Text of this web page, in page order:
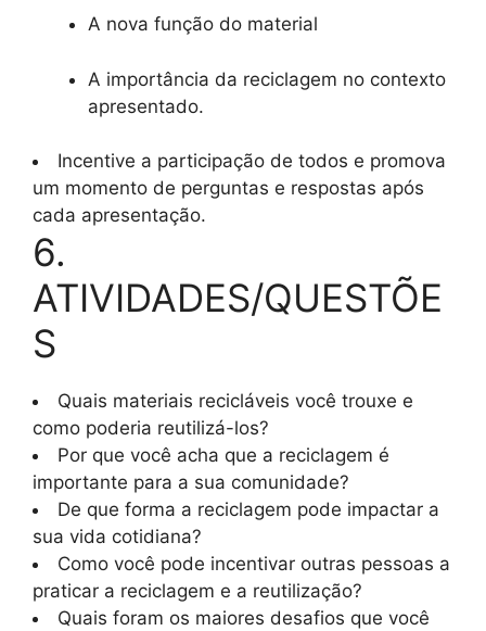
A nova função do material
A importância da reciclagem no contexto
apresentado.
Incentive a participação de todos e promova
um momento de perguntas e respostas após
cada apresentação.
6.
ATIVIDADES/QUESTÕE
S
Quais materiais recicláveis você trouxe e
como poderia reutilizá-los?
Por que você acha que a reciclagem é
importante para a sua comunidade?
De que forma a reciclagem pode impactar a
sua vida cotidiana?
Como você pode incentivar outras pessoas a
praticar a reciclagem e a reutilização?
Quais foram os maiores desafios que você